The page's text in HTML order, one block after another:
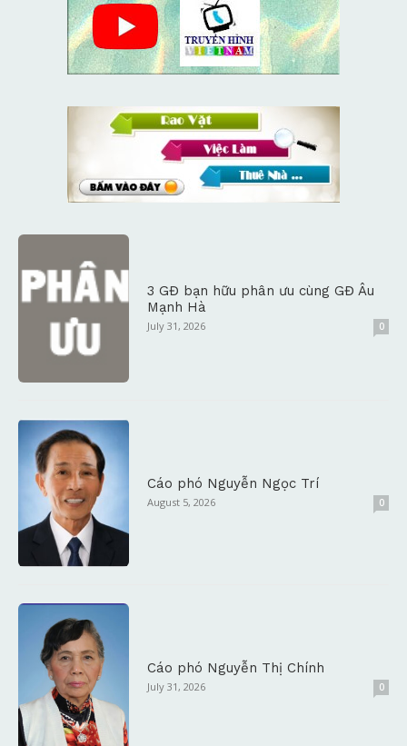
3 GĐ bạn hữu phân ưu cùng GĐ Âu
Mạnh Hà
July 31, 2026 0
Cáo phó Nguyễn Ngọc Trí
August 5, 2026 0
Cáo phó Nguyễn Thị Chính
July 31, 2026 0